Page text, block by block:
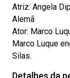
Atriz: Angela
Alemã
Ator: Marco
Marco Luque
Silas.
Detalhes da